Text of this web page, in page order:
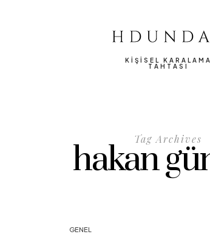
KIŞISEL KARALAMA
TAHTASI
Tag Archives
hakan
GENEL